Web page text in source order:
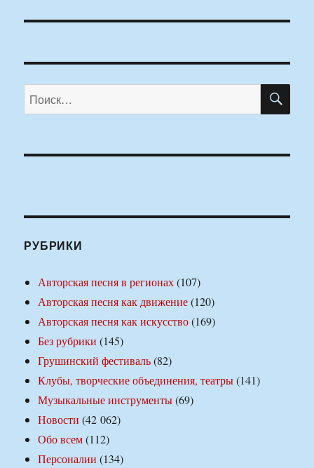
Искать:
РУБРИКИ
Авторская песня в регионах(107)
Авторская песня как движение(120)
Авторская песня как искусство(169)
Без рубрики (145)
Грушинский фестиваль(82)
Клубы, творческие объединения, театры(141)
Музыкальные инструменты(69)
Новости (42 062)
Обо всем(112)
Персоналии (134)